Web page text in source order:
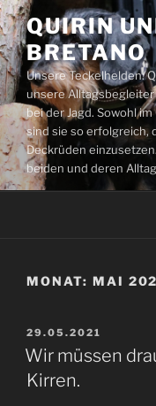
Zum
Inhalt
springen
QUIRIN
BRETANO
Unsere Teckelhelden:
unsere
bei der Jagd. Sowohl
sind sie so erfolgreich,
Deckrüden
beiden und deren
MONAT: MAI
VERÖFFENTLICHT
AM
29.05.2021
Wir müssen
Kirren.